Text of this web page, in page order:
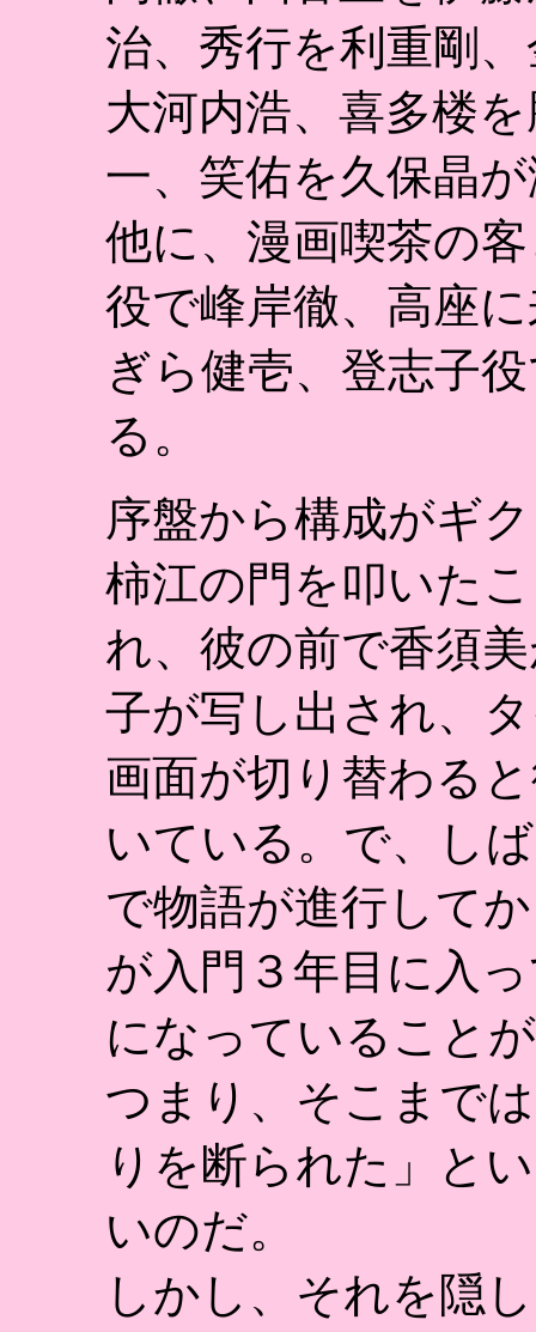
治、秀行を利重剛
大河内浩、喜多楼
一、笑佑を久保晶
他に、漫画喫茶の
役で峰岸徹、高座
ぎら健壱、登志子
る。
序盤から構成がギ
柿江の門を叩いた
れ、彼の前で香須
子が写し出され、
画面が切り替わる
いている。で、し
で物語が進行して
が入門３年目に入
になっていること
つまり、そこまで
りを断られた」と
いのだ。
しかし、それを隠